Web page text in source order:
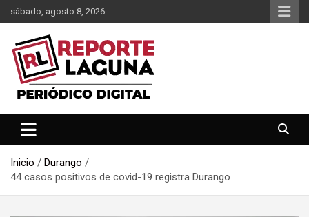
Saltar
al
contenido
sábado, agosto 8, 2026
Reporte Laguna
Inicio
Durango
44 casos positivos de covid-19 registra Durango